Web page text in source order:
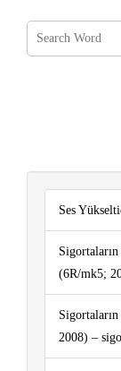
Ses
(6R/mk5;
2008) –